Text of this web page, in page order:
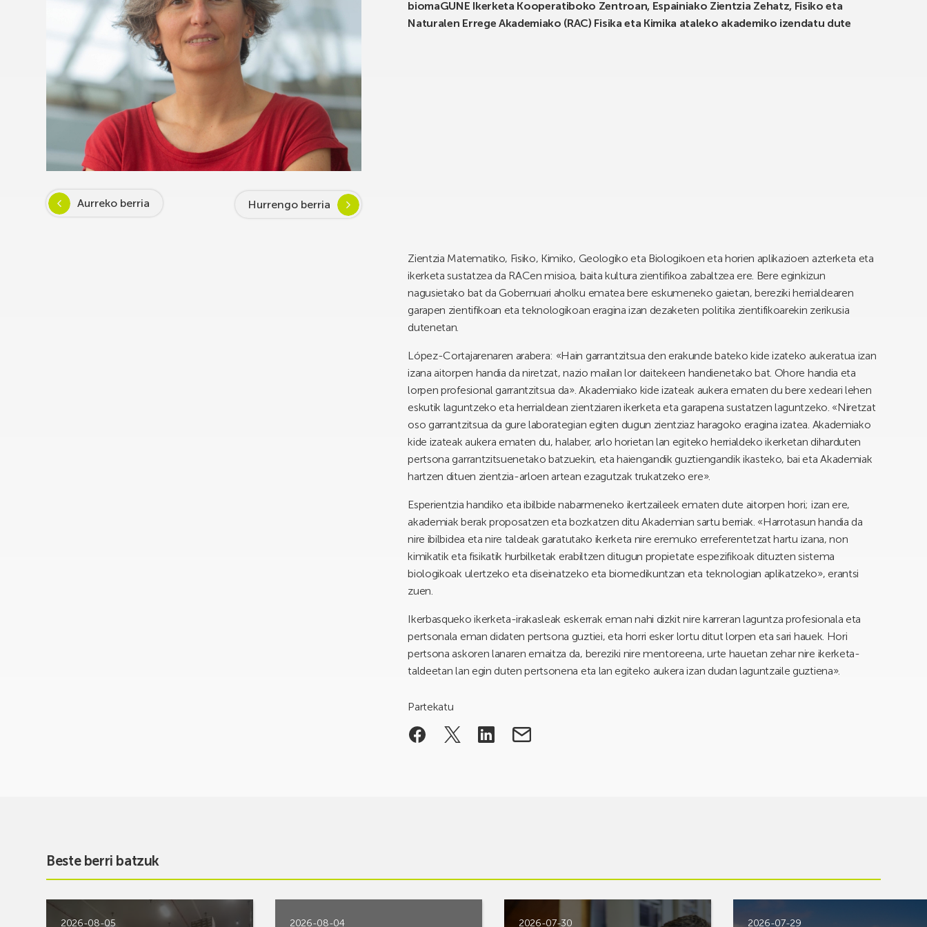
Aurreko berria Hurrengo berria
biomaGUNE Ikerketa Kooperatiboko Zentroan, Espainiako Zientzia Zehatz, Fisiko eta
Naturalen Errege Akademiako (RAC) Fisika eta Kimika ataleko akademiko izendatu dute
Zientzia Matematiko, Fisiko, Kimiko, Geologiko eta Biologikoen eta horien aplikazioen azterketa eta
ikerketa sustatzea da RACen misioa, baita kultura zientifikoa zabaltzea ere. Bere eginkizun
nagusietako bat da Gobernuari aholku ematea bere eskumeneko gaietan, bereziki herrialdearen
garapen zientifikoan eta teknologikoan eragina izan dezaketen politika zientifikoarekin zerikusia
dutenetan.
López-Cortajarenaren arabera: «Hain garrantzitsua den erakunde bateko kide izateko aukeratua izan
izana aitorpen handia da niretzat, nazio mailan lor daitekeen handienetako bat. Ohore handia eta
lorpen profesional garrantzitsua da». Akademiako kide izateak aukera ematen du bere xedeari lehen
eskutik laguntzeko eta herrialdean zientziaren ikerketa eta garapena sustatzen laguntzeko. «Niretzat
oso garrantzitsua da gure laborategian egiten dugun zientziaz haragoko eragina izatea. Akademiako
kide izateak aukera ematen du, halaber, arlo horietan lan egiteko herrialdeko ikerketan diharduten
pertsona garrantzitsuenetako batzuekin, eta haiengandik guztiengandik ikasteko, bai eta Akademiak
hartzen dituen zientzia-arloen artean ezagutzak trukatzeko ere».
Esperientzia handiko eta ibilbide nabarmeneko ikertzaileek ematen dute aitorpen hori; izan ere,
akademiak berak proposatzen eta bozkatzen ditu Akademian sartu berriak. «Harrotasun handia da
nire ibilbidea eta nire taldeak garatutako ikerketa nire eremuko erreferentetzat hartu izana, non
kimikatik eta fisikatik hurbilketak erabiltzen ditugun propietate espezifikoak dituzten sistema
biologikoak ulertzeko eta diseinatzeko eta biomedikuntzan eta teknologian aplikatzeko», erantsi
zuen.
Ikerbasqueko ikerketa-irakasleak eskerrak eman nahi dizkit nire karreran laguntza profesionala eta
pertsonala eman didaten pertsona guztiei, eta horri esker lortu ditut lorpen eta sari hauek. Hori
pertsona askoren lanaren emaitza da, bereziki nire mentoreena, urte hauetan zehar nire ikerketa-
taldeetan lan egin duten pertsonena eta lan egiteko aukera izan dudan laguntzaile guztiena».
Partekatu
Beste berri batzuk
2026-08-05 2026-08-04 2026-07-30 2026-07-29